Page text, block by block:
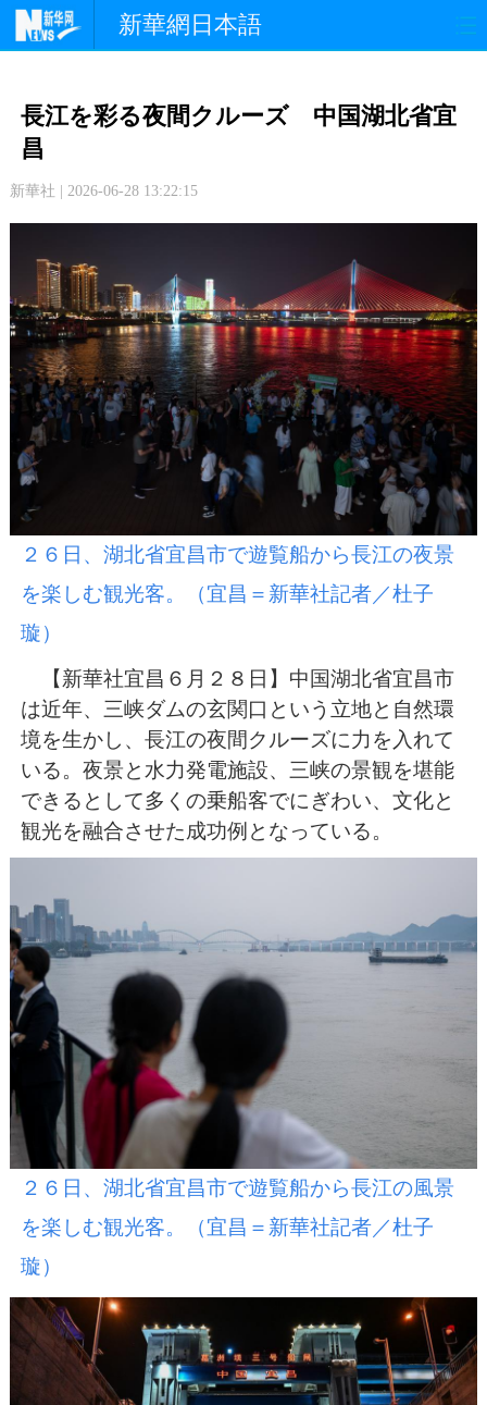
新華網日本語
中日交流
長江を彩る夜間クルーズ 中国湖北省宜
昌
新華社 | 2026-06-28 13:22:15
２６日、湖北省宜昌市で遊覧船から長江の夜景
を楽しむ観光客。（宜昌＝新華社記者／杜子
璇）
【新華社宜昌６月２８日】中国湖北省宜昌市
は近年、三峡ダムの玄関口という立地と自然環
境を生かし、長江の夜間クルーズに力を入れて
いる。夜景と水力発電施設、三峡の景観を堪能
できるとして多くの乗船客でにぎわい、文化と
観光を融合させた成功例となっている。
２６日、湖北省宜昌市で遊覧船から長江の風景
を楽しむ観光客。（宜昌＝新華社記者／杜子
璇）